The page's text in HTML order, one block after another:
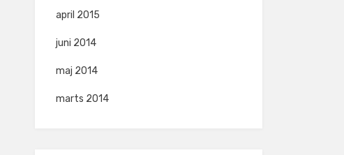
april 2015
juni 2014
maj 2014
marts 2014